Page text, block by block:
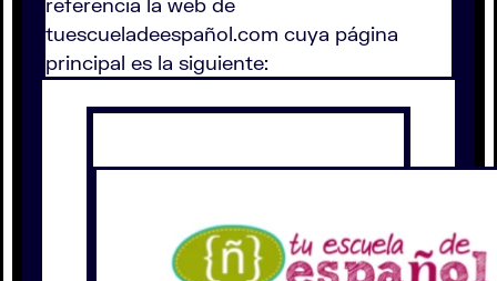
tuescueladeespañol.com cuya página
principal es la siguiente: